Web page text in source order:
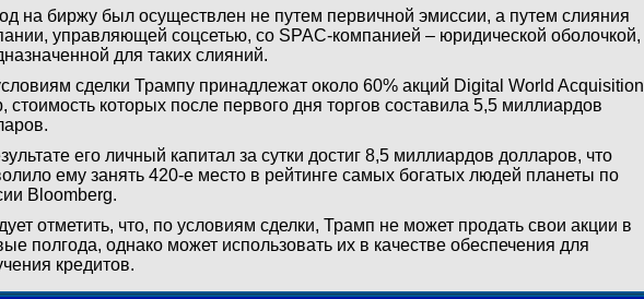
на биржу был осуществлен не путем первичной эмиссии, а путем слияния
управляющей соцсетью, со SPAC-компанией – юридической оболочкой,
для таких слияний.
сделки Трампу принадлежат около 60% акций Digital World Acquisition
стоимость которых после первого дня торгов составила 5,5 миллиардов
его личный капитал за сутки достиг 8,5 миллиардов долларов, что
ему занять 420-е место в рейтинге самых богатых людей планеты по
Bloomberg.
отметить, что, по условиям сделки, Трамп не может продать свои акции в
полгода, однако может использовать их в качестве обеспечения для
кредитов.